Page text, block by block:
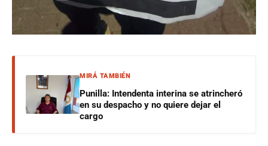
MIRÁ TAMBIÉN
Punilla: Intendenta interina se atrincheró
en su despacho y no quiere dejar el
cargo